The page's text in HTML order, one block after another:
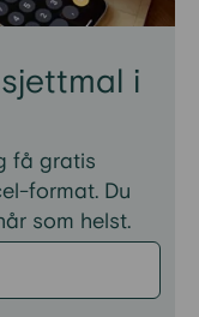
i
få gratis
format. Du
som helst.